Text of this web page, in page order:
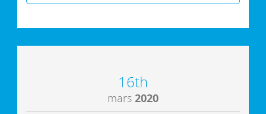
16th
mars 2020